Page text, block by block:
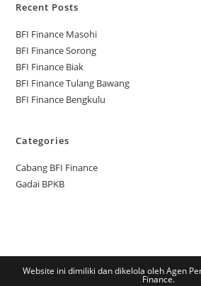
Recent Posts
BFI Finance Masohi
BFI Finance Sorong
BFI Finance Biak
BFI Finance Tulang Bawang
BFI Finance Bengkulu
Categories
Cabang BFI Finance
Gadai BPKB
Website ini dimiliki dan dikelola oleh Agen
Finance.